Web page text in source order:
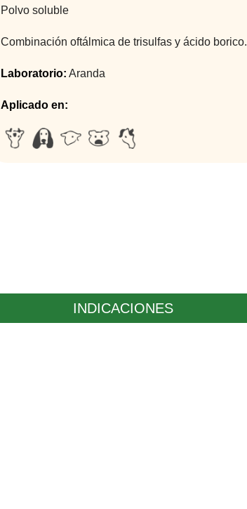
Polvo soluble
Combinación oftálmica de trisulfas y ácido borico.
Laboratorio: Aranda
Aplicado en:
INDICACIONES